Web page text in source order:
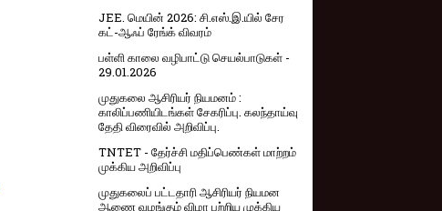
JEE. மெயின் 2026: சி.எஸ்.இ.யில் சேர
கட்-ஆஃப் ரேங்க் விவரம்
பள்ளி காலை வழிபாட்டு செயல்பாடுகள் -
29.01.2026
முதுகலை ஆசிரியர் நியமனம் :
காலிப்பணியிடங்கள் சேகரிப்பு. கலந்தாய்வு
தேதி விரைவில் அறிவிப்பு.
TNTET - தேர்ச்சி மதிப்பெண்கள் மாற்றம்
முக்கிய அறிவிப்பு
முதுகலைப் பட்டதாரி ஆசிரியர் நியமன
ஆணை வழங்கும் விழா பற்றிய முக்கிய